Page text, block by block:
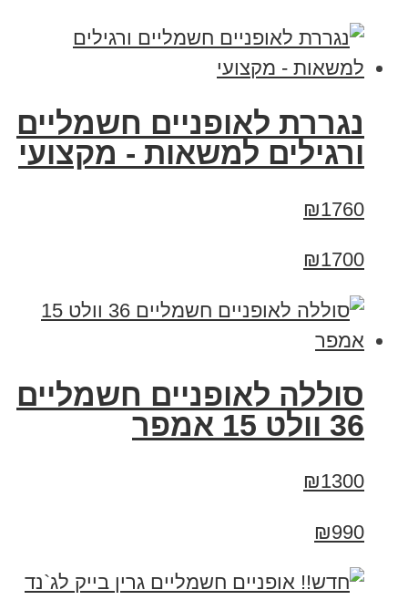
נגררת לאופניים חשמליים
ורגילים למשאות - מקצועי
₪1760
₪1700
סוללה לאופניים חשמליים
36 וולט 15 אמפר
₪1300
₪990